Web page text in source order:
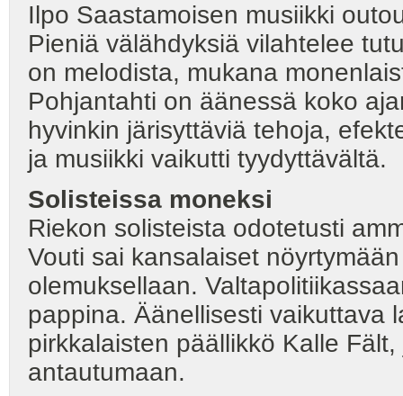
Ilpo Saastamoisen musiikki
Pieniä välähdyksiä vilahtelee
on melodista, mukana
Pohjantahti on äänessä koko
hyvinkin järisyttäviä tehoja,
ja musiikki vaikutti tyydyttävältä.
Solisteissa moneksi
Riekon solisteista odotetusti
Vouti sai kansalaiset
olemuksellaan.
pappina. Äänellisesti vaikuttava
pirkkalaisten päällikkö Kalle
antautumaan.